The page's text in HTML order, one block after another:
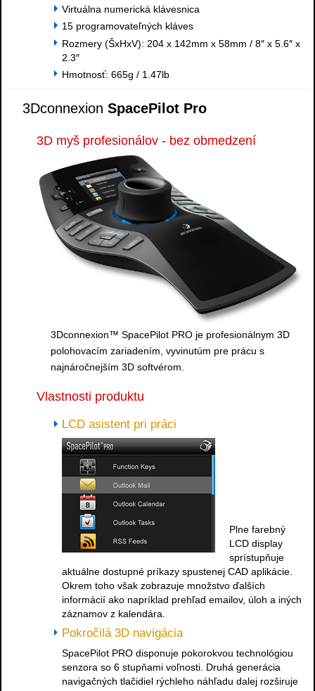
Virtuálna numerická klávesnica
15 programovateľných kláves
Rozmery (ŠxHxV): 204 x 142mm x 58mm / 8″ x 5.6″ x
2.3″
Hmotnosť: 665g / 1.47lb
3Dconnexion SpacePilot Pro
3D myš profesionálov - bez obmedzení
3Dconnexion™ SpacePilot PRO je profesionálnym 3D
polohovacím zariadením, vyvinutúm pre prácu s
najnáročnejším 3D softvérom.
Vlastnosti produktu
LCD asistent pri práci
Plne farebný
LCD display
sprístupňuje
aktuálne dostupné príkazy spustenej CAD aplikácie.
Okrem toho však zobrazuje množstvo ďalších
informácií ako napríklad prehľad emailov, úloh a iných
záznamov z kalendára.
Pokročilá 3D navigácia
SpacePilot PRO disponuje pokorokvou technológiou
senzora so 6 stupňami voľnosti. Druhá generácia
navigačných tlačidiel rýchleho náhľadu dalej rozširuje